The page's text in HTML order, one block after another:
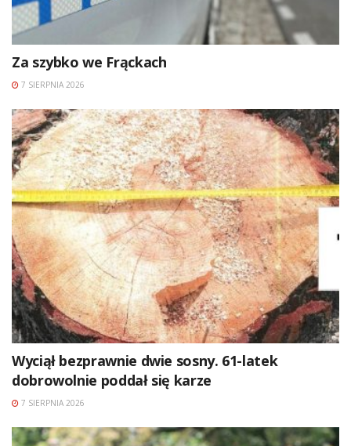
Za szybko we Frąckach
7 SIERPNIA 2026
Wyciął bezprawnie dwie sosny. 61-latek
dobrowolnie poddał się karze
7 SIERPNIA 2026